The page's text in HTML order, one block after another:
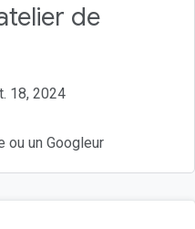
de
18, 2024
ou un Googleur